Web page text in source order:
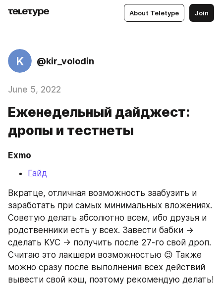
About Teletype Join
K @kir_volodin
June 5, 2022
Еженедельный дайджест:
дропы и тестнеты
Exmo
Гайд
Вкратце, отличная возможность заабузить и
заработать при самых минимальных вложениях.
Советую делать абсолютно всем, ибо друзья и
родственники есть у всех. Завести бабки ->
сделать КУС -> получить после 27-го свой дроп.
Считаю это лакшери возможностью 😉 Также
можно сразу после выполнения всех действий
вывести свой кэш, поэтому рекомендую делать!